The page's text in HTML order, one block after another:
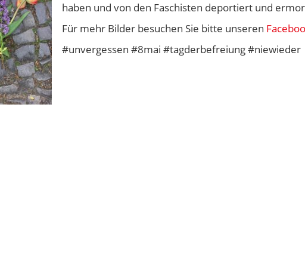
haben und von den Faschisten deportiert und
Für mehr Bilder besuchen Sie bitte unseren
#unvergessen #8mai #tagderbefreiung #niewieder